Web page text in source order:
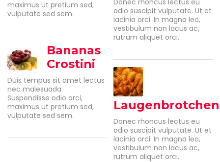
maximus ut pretium sed,
vulputate sed sem.
Bananas
Crostini
Duis tempus sit amet lectus
nec malesuada.
Suspendisse odio orci,
maximus ut pretium sed,
vulputate sed sem.
odio suscipit vulputate. Ut et
lacinia orci. In magna leo,
vestibulum non lacus ac,
rutrum aliquet orci.
Laugenbrotchen
Donec rhoncus lectus eu
odio suscipit vulputate. Ut et
lacinia orci. In magna leo,
vestibulum non lacus ac,
rutrum aliquet orci.